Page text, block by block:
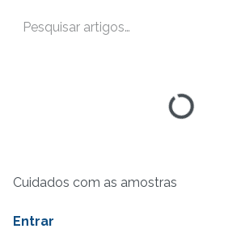
Cuidados com as amostras
Entrar